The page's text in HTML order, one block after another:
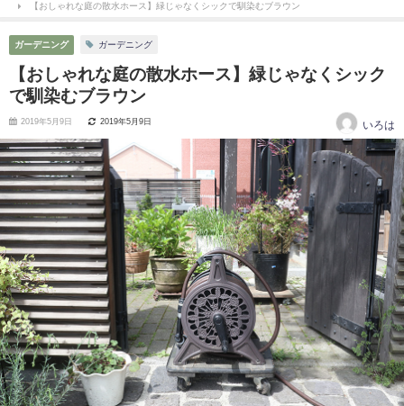
【おしゃれな庭の散水ホース】緑じゃなくシックで馴染むブラウン
ガーデニング ガーデニング
【おしゃれな庭の散水ホース】緑じゃなくシック
で馴染むブラウン
2019年5月9日 2019年5月9日 いろは